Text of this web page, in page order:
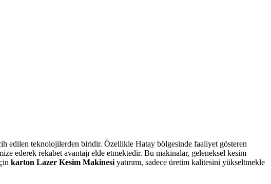
edilen teknolojilerden biridir. Özellikle Hatay bölgesinde faaliyet gösteren
ederek rekabet avantajı elde etmektedir. Bu makinalar, geleneksel kesim
karton Lazer Kesim Makinesi yatırımı, sadece üretim kalitesini yükseltmekle